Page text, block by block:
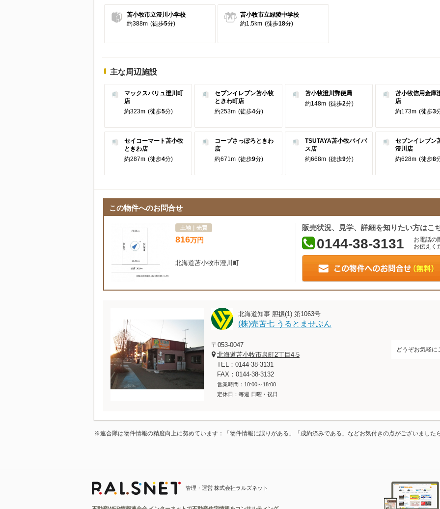
苫小牧市立澄川小学校
約388m (徒歩5分)
苫小牧市立緑陵中学校
約1.5km (徒歩18分)
主な周辺施設
マックスバリュ澄川町
店
約323m (徒歩5分)
セブンイレブン苫小牧
ときわ町店
約253m (徒歩4分)
苫小牧澄川郵便局
約148m (徒歩2分)
苫小牧信用金庫
店
約173m (徒歩3
セイコーマート苫小牧
ときわ店
約287m (徒歩4分)
コープさっぽろときわ
店
約671m (徒歩9分)
TSUTAYA苫小牧バイパ
ス店
約668m (徒歩9分)
セブンイレブン
澄川店
約628m (徒歩8
この物件へのお問合せ
土地｜売買
816万円
北海道苫小牧市澄川町
販売状況、見学、詳細を知りたい方はこ
0144-38-3131
お電話の
お伝えく
北海道知事 胆振(1) 第1063号
(株)売苫七 うるとませぶん
〒053-0047
北海道苫小牧市泉町2丁目4-5
TEL：0144-38-3131
FAX：0144-38-3132
営業時間：10:00～18:00
定休日：毎週 日曜・祝日
どうぞお気軽に
※連合隊は物件情報の精度向上に努めています：「物件情報に誤りがある」「成約済みである」などお気付きの点がございました
管理・運営 株式会社ラルズネット